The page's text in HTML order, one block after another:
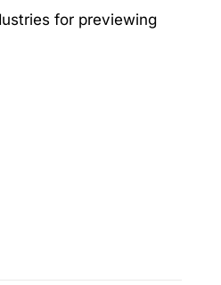
for previewing